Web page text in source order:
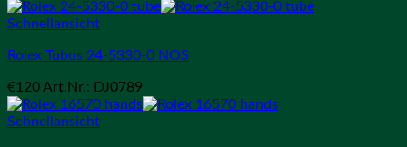
Schnellansicht
Rolex Tubus 24-5330-0 NOS
€120 Art.Nr.: DJ0789
Schnellansicht